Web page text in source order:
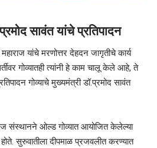
सावंत यांचे प्रतिपादन
यांचे मरणोत्तर देहदन जागृतीचे कार्य
गोव्यातही त्यांनी हे काम चालू केले आहे, ते
गोव्याचे मुख्यमंत्री डॉ.प्रमोद सावंत
संस्थानने ओल्ड गोव्यात आयोजित केलेल्या
होते. सुरुवातीला दीपमाळ प्रजवलीत करण्यात